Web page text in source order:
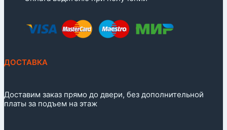
ДОСТАВКА
Доставим заказ прямо до двери, без дополнительной
платы за подъем на этаж